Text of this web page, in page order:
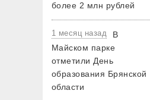
более 2 млн рублей
1 месяц назад
В
Майском парке
отметили День
образования Брянской
области